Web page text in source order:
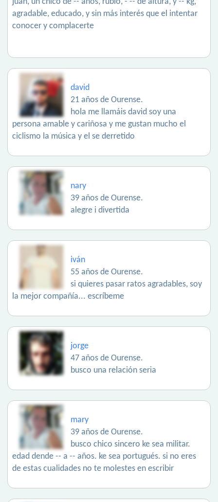
agradable, educado, y sin más interés que el intentar
conocer y complacerte
david
21 años de Ourense.
hola me llamáis david soy una
persona amable y cariñosa y me gustan mucho el
ciclismo la música y el se derretido
nary
39 años de Ourense.
alegre i divertida
iván
55 años de Ourense.
si quieres pasar ratos agradables, soy
la mejor compañía... escríbeme
jorge
47 años de Ourense.
busco una relación seria
mary
39 años de Ourense.
busco chico sincero ke sea militar.
edad dende -- a -- años. ke sea portugués. si no eres
de estas cualidades no te molestes en escribir